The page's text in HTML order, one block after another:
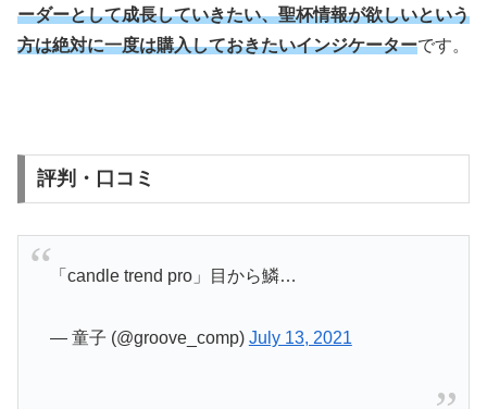
ーダーとして成長していきたい、聖杯情報が欲しいという
方は絶対に一度は購入しておきたいインジケーターです。
評判・口コミ
「candle trend pro」目から鱗…
— 童子 (@groove_comp) July 13, 2021